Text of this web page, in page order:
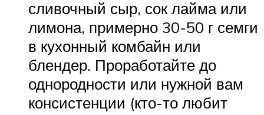
сливочный сыр, сок лайма или
лимона, примерно 30-50 г семги
в кухонный комбайн или
блендер. Проработайте до
однородности или нужной вам
консистенции (кто-то любит